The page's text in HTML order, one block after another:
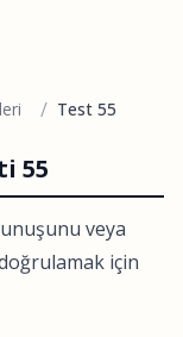
/ Test 55
55
veya
doğrulamak için